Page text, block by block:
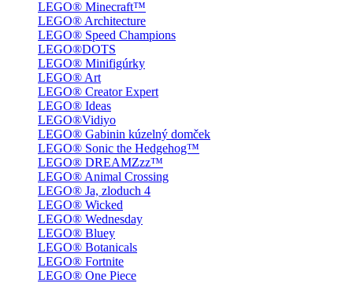
LEGO® Minecraft™
LEGO® Architecture
LEGO® Speed Champions
LEGO®DOTS
LEGO® Minifigúrky
LEGO® Art
LEGO® Creator Expert
LEGO® Ideas
LEGO®Vidiyo
LEGO® Gabinin kúzelný domček
LEGO® Sonic the Hedgehog™
LEGO® DREAMZzz™
LEGO® Animal Crossing
LEGO® Ja, zloduch 4
LEGO® Wicked
LEGO® Wednesday
LEGO® Bluey
LEGO® Botanicals
LEGO® Fortnite
LEGO® One Piece